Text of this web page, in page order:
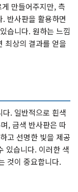
만들어주지만, 측
반사판을 활용하면
습니다. 원하는 느낌
최상의 결과를 얻을
. 일반적으로 흰색
, 금색 반사판은 따
고 선명한 빛을 제공
있습니다. 이러한 색
것이 중요합니다.